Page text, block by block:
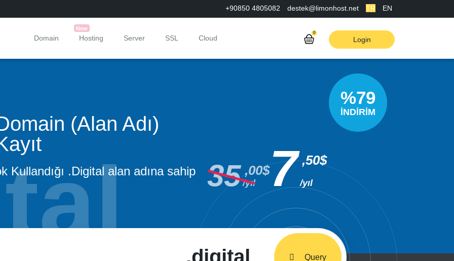
+90850 4805082 destek@limonhost.net TR EN
Domain
New
Hosting Server SSL Cloud
0
Login
(Alan Adı)
Kullandığı .Digital alan adına sahip
35 ,00$
/yıl 7 ,50$
/yıl
%79
İNDİRİM
Query
digital